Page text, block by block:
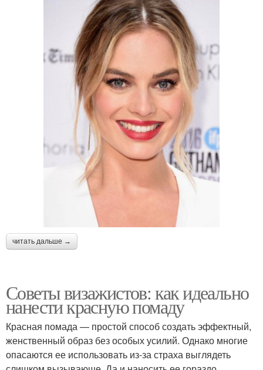
читать дальше →
Советы визажистов: как идеально
нанести красную помаду
Красная помада — простой способ создать эффектный,
женственный образ без особых усилий. Однако многие
опасаются ее использовать из-за страха выглядеть